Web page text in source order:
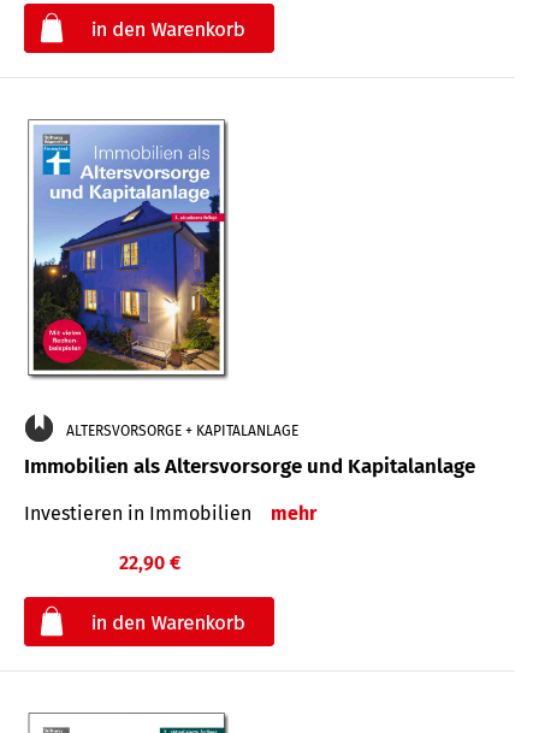
ALTERSVORSORGE + KAPITALANLAGE
Immobilien als Altersvorsorge und Kapitalanlage
Investieren in Immobilien mehr
22,90 €